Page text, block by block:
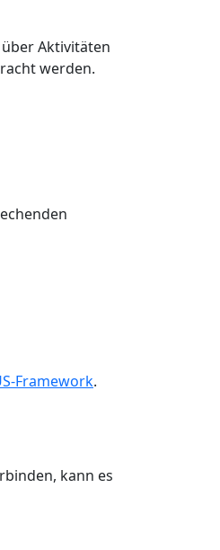
Aktivitäten
werden.
Framework.
kann es